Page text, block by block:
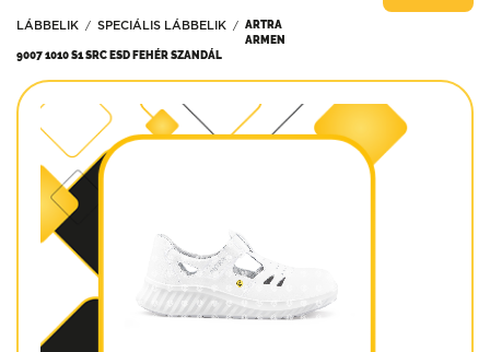
LÁBBELIK SPECIÁLIS LÁBBELIK
ARTRA
ARMEN
9007 1010 S1 SRC ESD FEHÉR SZANDÁL